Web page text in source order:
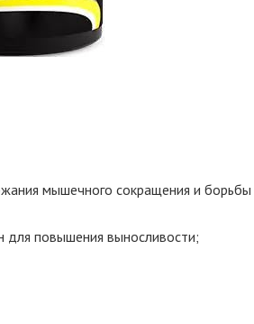
мышечного сокращения и
для повышения выносливости;